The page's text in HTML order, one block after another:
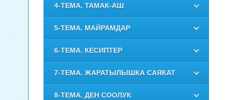
4-ТЕМА. ТАМАК-АШ
5-ТЕМА. МАЙРАМДАР
6-ТЕМА. КЕСИПТЕР
7-ТЕМА. ЖАРАТЫЛЫШКА САЯКАТ
8-ТЕМА. ДЕН СООЛУК